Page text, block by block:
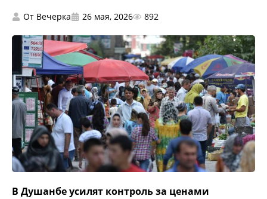
От Вечерка 26 мая, 2026 892
В Душанбе усилят контроль за ценами